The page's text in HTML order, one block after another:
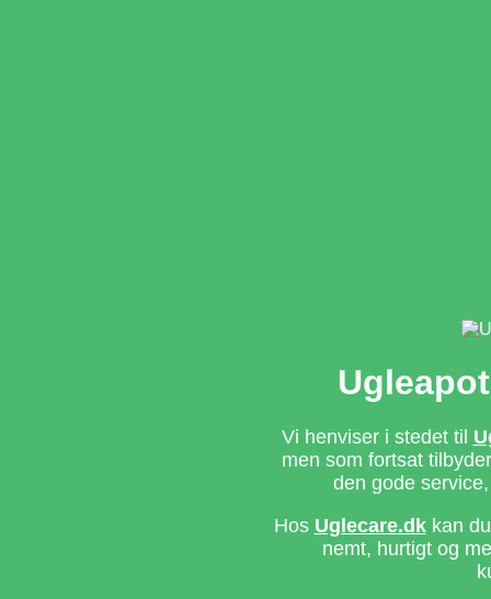
Vi henviser i stedet til
men som fortsat
den gode
Hos Uglecare.dkkan du
nemt, hurtigt og